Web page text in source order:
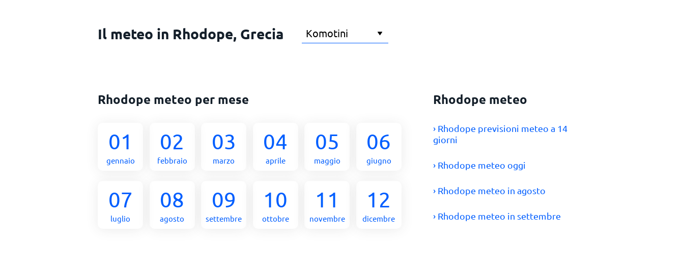
Il meteo in Rhodope, Grecia
Rhodope meteo per mese
01
gennaio
02
febbraio
03
marzo
04
aprile
05
maggio
06
giugno
07
luglio
08
agosto
09
settembre
10
ottobre
11
novembre
12
dicembre
Rhodope meteo
› Rhodope previsioni meteo a 14
giorni
› Rhodope meteo oggi
› Rhodope meteo in agosto
› Rhodope meteo in settembre